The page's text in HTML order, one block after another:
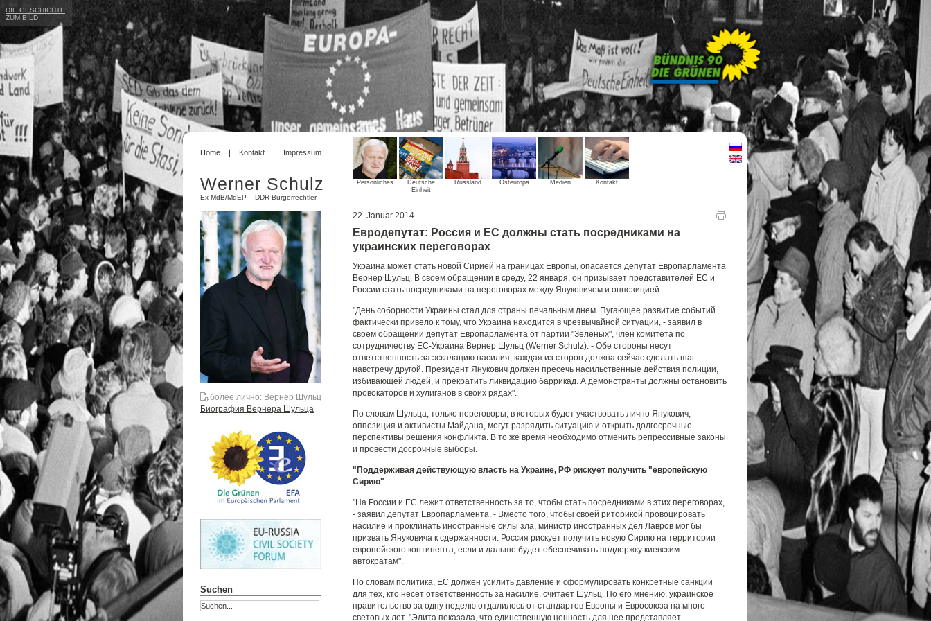
22. Januar 2014
Евродепутат: Россия и ЕС должны стать посредниками на
украинских переговорах
Украина может стать новой Сирией на границах Европы, опасается депутат Европарламента
Вернер Шульц. В своем обращении в среду, 22 января, он призывает представителей ЕС и
России стать посредниками на переговорах между Януковичем и оппозицией.
"День соборности Украины стал для страны печальным днем. Пугающее развитие событий
фактически привело к тому, что Украина находится в чрезвычайной ситуации, - заявил в
своем обращении депутат Европарламента от партии "Зеленых", член комитета по
сотрудничеству ЕС-Украина Вернер Шульц (Werner Schulz). - Обе стороны несут
ответственность за эскалацию насилия, каждая из сторон должна сейчас сделать шаг
навстречу другой. Президент Янукович должен пресечь насильственные действия полиции,
избивающей людей, и прекратить ликвидацию баррикад. А демонстранты должны остановить
провокаторов и хулиганов в своих рядах".
По словам Шульца, только переговоры, в которых будет участвовать лично Янукович,
оппозиция и активисты Майдана, могут разрядить ситуацию и открыть долгосрочные
перспективы решения конфликта. В то же время необходимо отменить репрессивные законы
и провести досрочные выборы.
"Поддерживая действующую власть на Украине, РФ рискует получить "европейскую
Сирию"
"На России и ЕС лежит ответственность за то, чтобы стать посредниками в этих переговорах,
- заявил депутат Европарламента. - Вместо того, чтобы своей риторикой провоцировать
насилие и проклинать иностранные силы зла, министр иностранных дел Лавров мог бы
призвать Януковича к сдержанности. Россия рискует получить новую Сирию на территории
европейского континента, если и дальше будет обеспечивать поддержку киевским
автократам".
По словам политика, ЕС должен усилить давление и сформулировать конкретные санкции
для тех, кто несет ответственность за насилие, считает Шульц. По его мнению, украинское
правительство за одну неделю отдалилось от стандартов Европы и Евросоюза на много
световых лет. "Элита показала, что единственную ценность для нее представляет
Home Kontakt Impressum
Werner Schulz
Ex-MdB/MdEP – DDR-Bürgerrechtler
более лично: Вернер Шульц
Биография Вернера Шульца
Suchen
Persönliches
Deutsche
Einheit
Russland Osteuropa Medien Kontakt
DIE GESCHICHTE
ZUM BILD